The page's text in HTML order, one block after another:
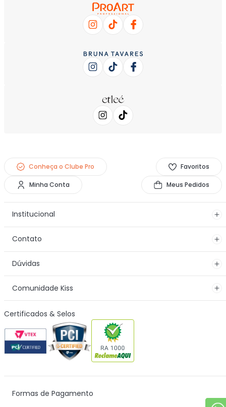
Conheça o Clube Pro Favoritos
Minha Conta Meus Pedidos
Institucional
Contato
Dúvidas
Comunidade Kiss
Certificados & Selos
Formas de Pagamento